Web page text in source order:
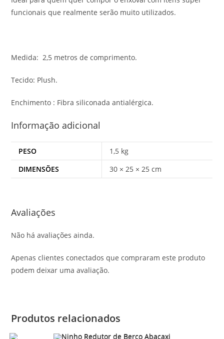
funcionais que realmente serão muito utilizados.
Medida: 2,5 metros de comprimento.
Tecido: Plush.
Enchimento : Fibra siliconada antialérgica.
Informação adicional
PESO
1,5 kg
DIMENSÕES
30 × 25 × 25 cm
Avaliações
Não há avaliações ainda.
Apenas clientes conectados que compraram este produto
podem deixar uma avaliação.
Produtos relacionados